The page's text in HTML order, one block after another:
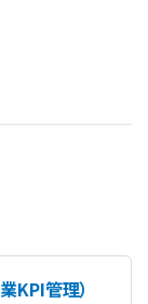
KPI管理）